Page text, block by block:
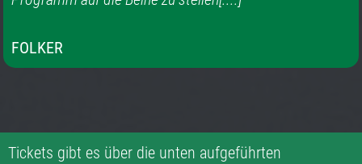
FOLKER
Tickets gibt es über die unten aufgeführten